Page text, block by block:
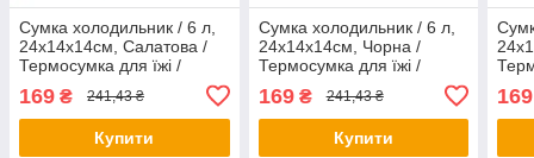
Сумка холодильник / 6 л,
24х14х14см, Салатова /
Термосумка для їжі /
169 ₴ 241,43 ₴
Купити
Сумка холодильник / 6 л,
24х14х14см, Чорна /
Термосумка для їжі /
169₴ 241,43 ₴
Купити
169